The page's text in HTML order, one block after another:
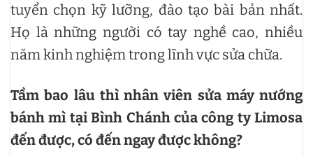
tuyển chọn kỹ lưỡng, đào tạo bài bản nhất.
Họ là những người có tay nghề cao, nhiều
năm kinh nghiệm trong lĩnh vực sửa chữa.
Tầm bao lâu thì nhân viên sửa máy nướng
bánh mì tại Bình Chánh của công ty Limosa
đến được, có đến ngay được không?